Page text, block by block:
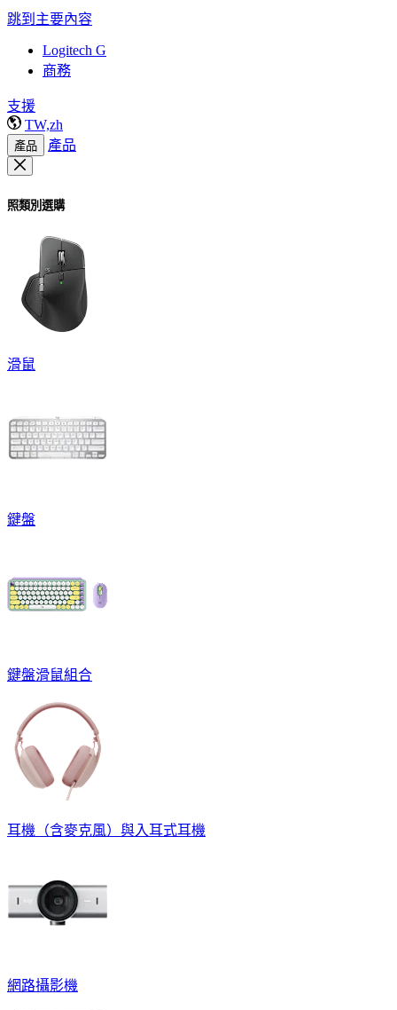
跳到主要內容
Logitech G
商務
支援
TW,zh
產品 產品
照類別選購
滑鼠
鍵盤
鍵盤滑鼠組合
耳機（含麥克風）與入耳式耳機
網路攝影機